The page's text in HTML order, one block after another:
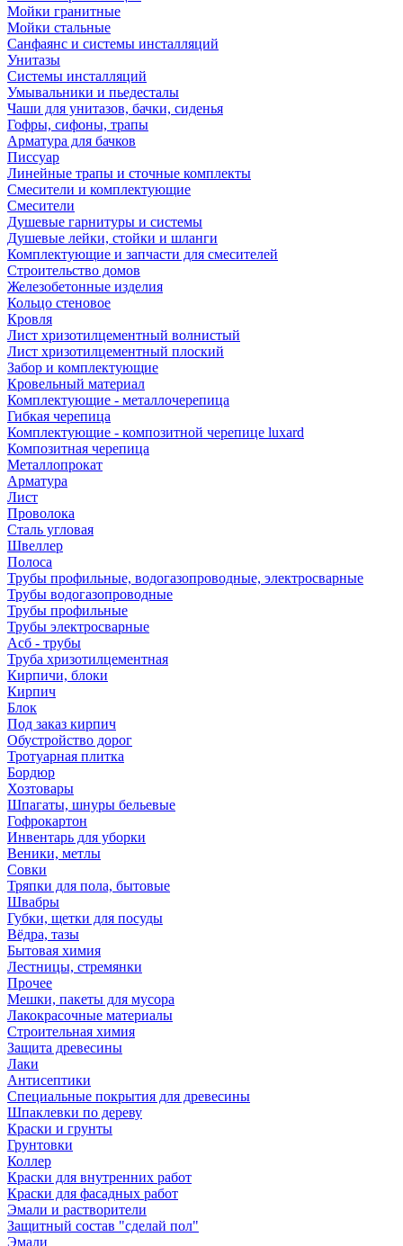
Мойки гранитные
Мойки стальные
Санфаянс и системы инсталляций
Унитазы
Системы инсталляций
Умывальники и пьедесталы
Чаши для унитазов, бачки, сиденья
Гофры, сифоны, трапы
Арматура для бачков
Писсуар
Линейные трапы и сточные комплекты
Смесители и комплектующие
Смесители
Душевые гарнитуры и системы
Душевые лейки, стойки и шланги
Комплектующие и запчасти для смесителей
Строительство домов
Железобетонные изделия
Кольцо стеновое
Кровля
Лист хризотилцементный волнистый
Лист хризотилцементный плоский
Забор и комплектующие
Кровельный материал
Комплектующие - металлочерепица
Гибкая черепица
Комплектующие - композитной черепице luxard
Композитная черепица
Металлопрокат
Арматура
Лист
Проволока
Сталь угловая
Швеллер
Полоса
Трубы профильные, водогазопроводные, электросварные
Трубы водогазопроводные
Трубы профильные
Трубы электросварные
Асб - трубы
Труба хризотилцементная
Кирпичи, блоки
Кирпич
Блок
Под заказ кирпич
Обустройство дорог
Тротуарная плитка
Бордюр
Хозтовары
Шпагаты, шнуры бельевые
Гофрокартон
Инвентарь для уборки
Веники, метлы
Совки
Тряпки для пола, бытовые
Швабры
Губки, щетки для посуды
Вёдра, тазы
Бытовая химия
Лестницы, стремянки
Прочее
Мешки, пакеты для мусора
Лакокрасочные материалы
Строительная химия
Защита древесины
Лаки
Антисептики
Специальные покрытия для древесины
Шпаклевки по дереву
Краски и грунты
Грунтовки
Коллер
Краски для внутренних работ
Краски для фасадных работ
Эмали и растворители
Защитный состав "сделай пол"
Эмали